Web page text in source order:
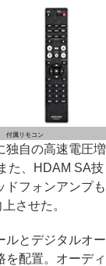
付属リモコン
自の高速電圧増
た、HDAM SA技
ドフォンアンプも
させた。
とデジタルオー
を配置。オーディ